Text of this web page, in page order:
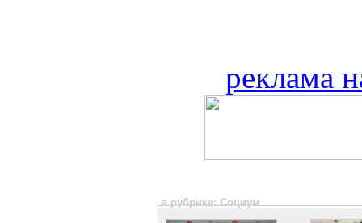
реклама
в рубрике: Социум